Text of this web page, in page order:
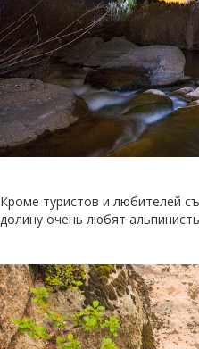
Кроме туристов и любителей
долину очень любят